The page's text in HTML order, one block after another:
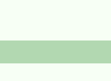
巳]氏
を頂戴致します。
後に当店よりメールで